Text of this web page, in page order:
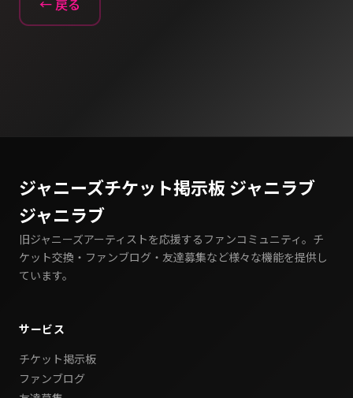
← 戻る
ジャニーズチケット掲示板 ジャニラブ
ジャニラブ
旧ジャニーズアーティストを応援するファンコミュニティ。チ
ケット交換・ファンブログ・友達募集など様々な機能を提供し
ています。
サービス
チケット掲示板
ファンブログ